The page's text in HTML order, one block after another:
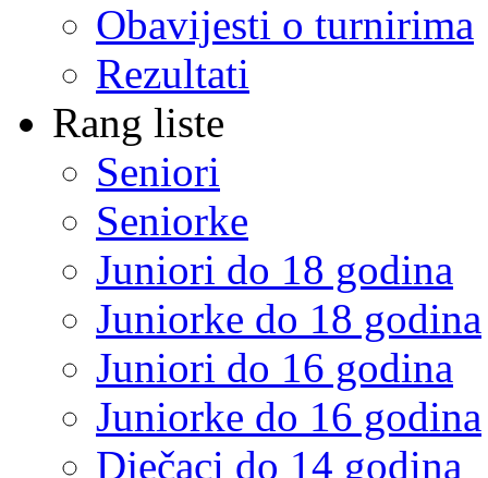
Obavijesti o turnirima
Rezultati
Rang liste
Seniori
Seniorke
Juniori do 18 godina
Juniorke do 18 godina
Juniori do 16 godina
Juniorke do 16 godina
Dječaci do 14 godina